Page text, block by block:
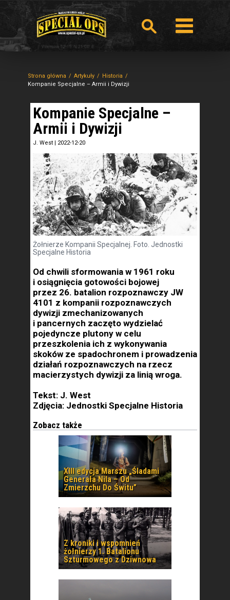
Strona główna Artykuły
Historia
Kompanie Specjalne – Armii i Dywizji
Kompanie Specjalne –
Armii i Dywizji
J. West | 2022-12-20
Żołnierze Kompanii Specjalnej. Foto. Jednostki
Specjalne Historia
Od chwili sformowania w 1961 roku
i osiągnięcia gotowości bojowej
przez 26. batalion rozpoznawczy JW
4101 z kompanii rozpoznawczych
dywizji zmechanizowanych
i pancernych zaczęto wydzielać
pojedyncze plutony w celu
przeszkolenia ich z wykonywania
skoków ze spadochronem i prowadzenia
działań rozpoznawczych na rzecz
macierzystych dywizji za linią wroga.
Tekst: J. West
Zdjęcia: Jednostki Specjalne Historia
Zobacz także
XIII edycja Marszu „Śladami
Generała Nila – Od
Zmierzchu Do Świtu”
Z kroniki i wspomnień
żołnierzy 1. Batalionu
Szturmowego z Dziwnowa